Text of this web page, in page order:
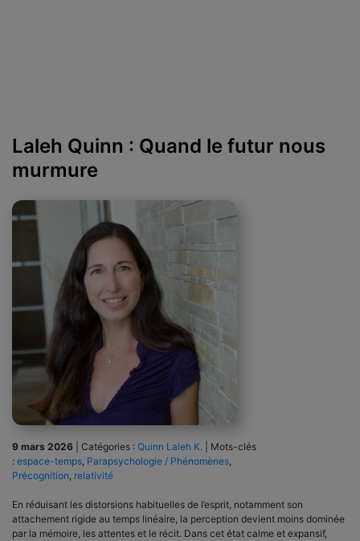
Laleh Quinn : Quand le futur nous
murmure
9 mars 2026 Catégories : Quinn Laleh K.
Mots-clés
: espace-temps, Parapsychologie / Phénomènes,
Précognition, relativité
En réduisant les distorsions habituelles de l’esprit, notamment son
attachement rigide au temps linéaire, la perception devient moins dominée
par la mémoire, les attentes et le récit. Dans cet état calme et expansif,